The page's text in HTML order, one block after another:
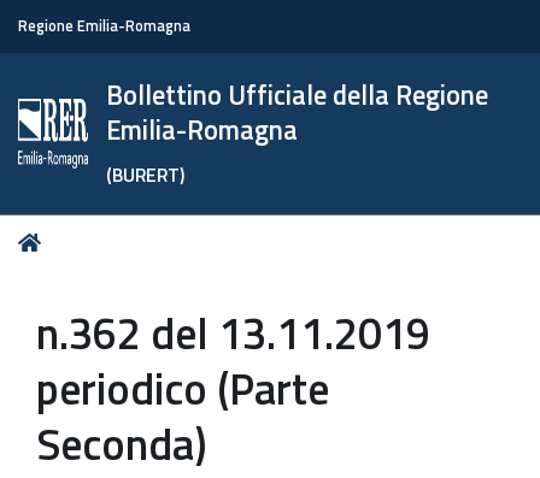
Regione Emilia-Romagna
Bollettino Ufficiale della Regione
Emilia-Romagna
(BURERT)
Tu
n.362 del 13.11.2019
periodico (Parte
Seconda)